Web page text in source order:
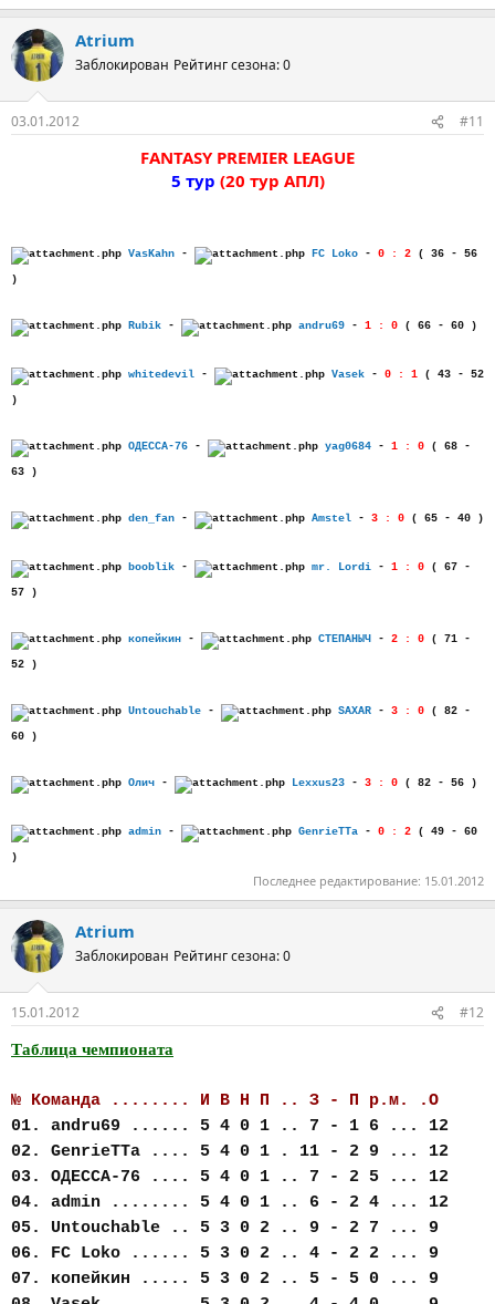
Atrium
Заблокирован Рейтинг сезона: 0
03.01.2012 #11
FANTASY PREMIER LEAGUE
5 тур (20 тур АПЛ)
VasKahn - FC Loko - 0 : 2 ( 36 - 56
)
Rubik - andru69 - 1 : 0 ( 66 - 60 )
whitedevil - Vasek - 0 : 1 ( 43 - 52
)
ОДЕССА-76 - yag0684 - 1 : 0 ( 68 -
63 )
den_fan - Amstel - 3 : 0 ( 65 - 40 )
booblik - mr. Lordi - 1 : 0 ( 67 -
57 )
копейкин - СТЕПАНЫЧ - 2 : 0 ( 71 -
52 )
Untouchable - SAXAR - 3 : 0 ( 82 -
60 )
Олич - Lexxus23 - 3 : 0 ( 82 - 56 )
admin - GenrieTTa - 0 : 2 ( 49 - 60
)
Последнее редактирование: 15.01.2012
Atrium
Заблокирован Рейтинг сезона: 0
15.01.2012 #12
Таблица чемпионата
№ Команда ........ И В Н П .. З - П р.м. .О
01. andru69 ...... 5 4 0 1 .. 7 - 1 6 ... 12
02. GenrieTTa .... 5 4 0 1 . 11 - 2 9 ... 12
03. ОДЕССА-76 .... 5 4 0 1 .. 7 - 2 5 ... 12
04. admin ........ 5 4 0 1 .. 6 - 2 4 ... 12
05. Untouchable .. 5 3 0 2 .. 9 - 2 7 ... 9
06. FC Loko ...... 5 3 0 2 .. 4 - 2 2 ... 9
07. копейкин ..... 5 3 0 2 .. 5 - 5 0 ... 9